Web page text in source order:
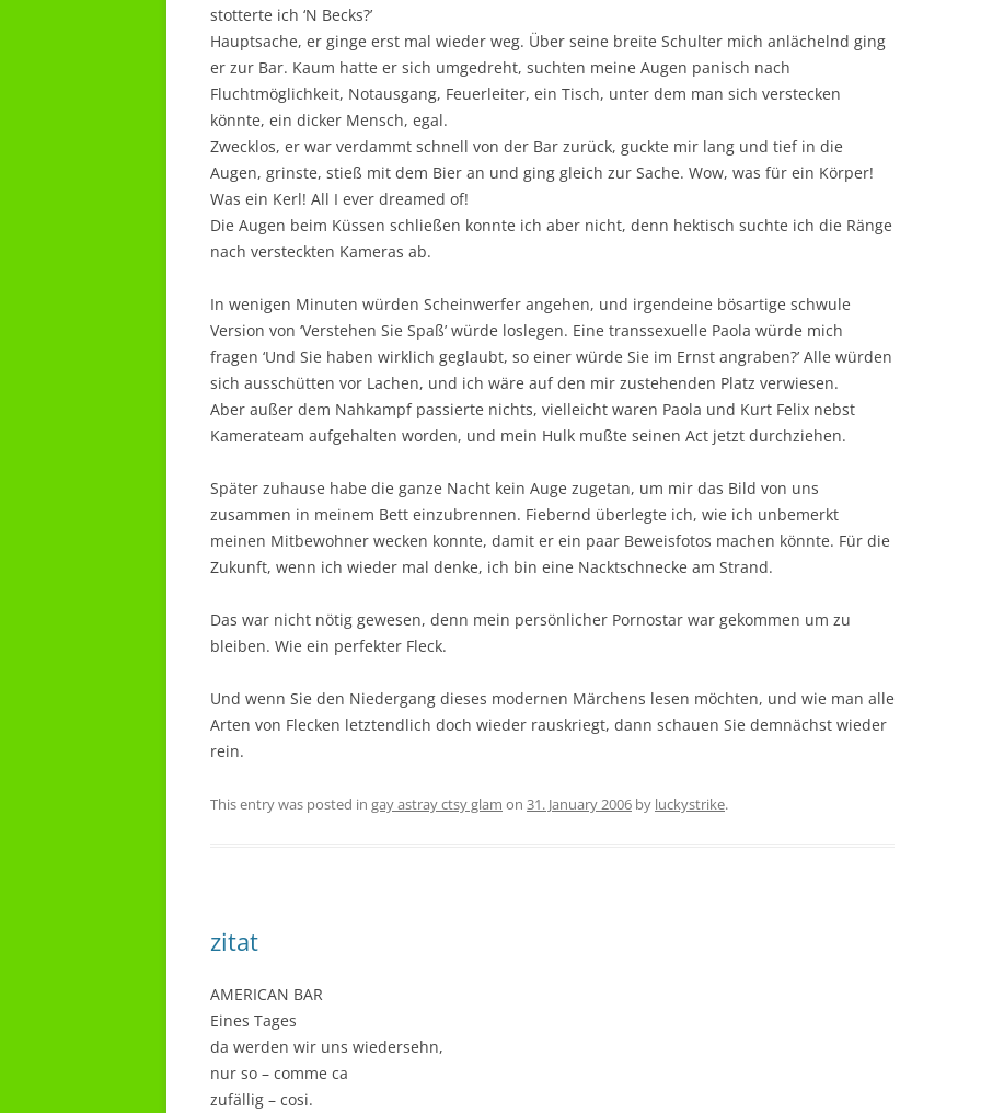
stotterte ich ‘N Becks?’
Hauptsache, er ginge erst mal wieder weg. Über seine breite Schulter mich anlächelnd ging
er zur Bar. Kaum hatte er sich umgedreht, suchten meine Augen panisch nach
Fluchtmöglichkeit, Notausgang, Feuerleiter, ein Tisch, unter dem man sich verstecken
könnte, ein dicker Mensch, egal.
Zwecklos, er war verdammt schnell von der Bar zurück, guckte mir lang und tief in die
Augen, grinste, stieß mit dem Bier an und ging gleich zur Sache. Wow, was für ein Körper!
Was ein Kerl! All I ever dreamed of!
Die Augen beim Küssen schließen konnte ich aber nicht, denn hektisch suchte ich die Ränge
nach versteckten Kameras ab.
In wenigen Minuten würden Scheinwerfer angehen, und irgendeine bösartige schwule
Version von ‘Verstehen Sie Spaß’ würde loslegen. Eine transsexuelle Paola würde mich
fragen ‘Und Sie haben wirklich geglaubt, so einer würde Sie im Ernst angraben?’ Alle würden
sich ausschütten vor Lachen, und ich wäre auf den mir zustehenden Platz verwiesen.
Aber außer dem Nahkampf passierte nichts, vielleicht waren Paola und Kurt Felix nebst
Kamerateam aufgehalten worden, und mein Hulk mußte seinen Act jetzt durchziehen.
Später zuhause habe die ganze Nacht kein Auge zugetan, um mir das Bild von uns
zusammen in meinem Bett einzubrennen. Fiebernd überlegte ich, wie ich unbemerkt
meinen Mitbewohner wecken konnte, damit er ein paar Beweisfotos machen könnte. Für die
Zukunft, wenn ich wieder mal denke, ich bin eine Nacktschnecke am Strand.
Das war nicht nötig gewesen, denn mein persönlicher Pornostar war gekommen um zu
bleiben. Wie ein perfekter Fleck.
Und wenn Sie den Niedergang dieses modernen Märchens lesen möchten, und wie man alle
Arten von Flecken letztendlich doch wieder rauskriegt, dann schauen Sie demnächst wieder
rein.
This entry was posted in gay astray ctsy glam on 31. January 2006 by luckystrike.
zitat
AMERICAN BAR
Eines Tages
da werden wir uns wiedersehn,
nur so – comme ca
zufällig – cosi.